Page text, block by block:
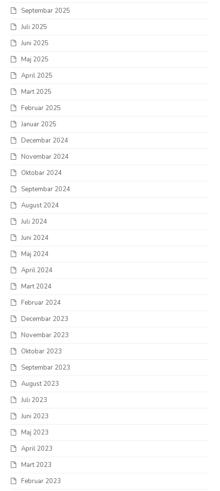
Septembar 2025
Juli 2025
Juni 2025
Maj 2025
April 2025
Mart 2025
Februar 2025
Januar 2025
Decembar 2024
Novembar 2024
Oktobar 2024
Septembar 2024
August 2024
Juli 2024
Juni 2024
Maj 2024
April 2024
Mart 2024
Februar 2024
Decembar 2023
Novembar 2023
Oktobar 2023
Septembar 2023
August 2023
Juli 2023
Juni 2023
Maj 2023
April 2023
Mart 2023
Februar 2023